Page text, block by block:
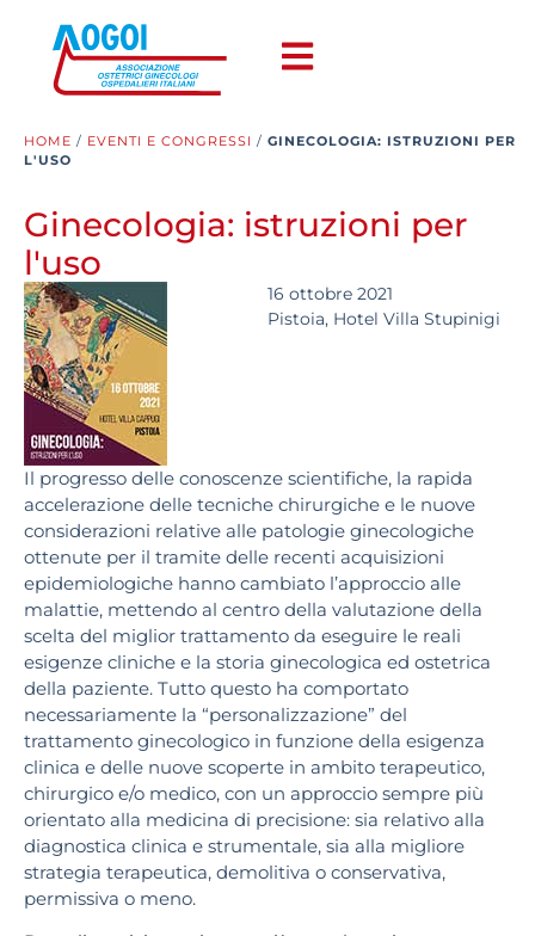
HOME / EVENTI E CONGRESSI / GINECOLOGIA: ISTRUZIONI PER
L'USO
Ginecologia: istruzioni per
l'uso
16 ottobre 2021
Pistoia, Hotel Villa Stupinigi
Il progresso delle conoscenze scientifiche, la rapida
accelerazione delle tecniche chirurgiche e le nuove
considerazioni relative alle patologie ginecologiche
ottenute per il tramite delle recenti acquisizioni
epidemiologiche hanno cambiato l’approccio alle
malattie, mettendo al centro della valutazione della
scelta del miglior trattamento da eseguire le reali
esigenze cliniche e la storia ginecologica ed ostetrica
della paziente. Tutto questo ha comportato
necessariamente la “personalizzazione” del
trattamento ginecologico in funzione della esigenza
clinica e delle nuove scoperte in ambito terapeutico,
chirurgico e/o medico, con un approccio sempre più
orientato alla medicina di precisione: sia relativo alla
diagnostica clinica e strumentale, sia alla migliore
strategia terapeutica, demolitiva o conservativa,
permissiva o meno.